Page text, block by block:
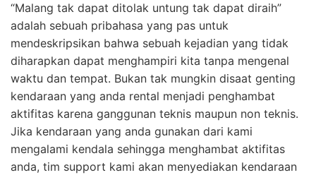
“Malang tak dapat ditolak untung tak dapat diraih”
adalah sebuah pribahasa yang pas untuk
mendeskripsikan bahwa sebuah kejadian yang tidak
diharapkan dapat menghampiri kita tanpa mengenal
waktu dan tempat. Bukan tak mungkin disaat genting
kendaraan yang anda rental menjadi penghambat
aktifitas karena ganggunan teknis maupun non teknis.
Jika kendaraan yang anda gunakan dari kami
mengalami kendala sehingga menghambat aktifitas
anda, tim support kami akan menyediakan kendaraan